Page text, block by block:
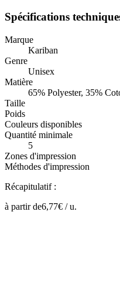
Spécifications
Marque
Kariban
Genre
Unisex
Matière
65% Polyester, 35%
Taille
Poids
Couleurs disponibles
Quantité minimale
5
Zones d'impression
Méthodes d'impression
Récapitulatif :
à partir de6,77€ /u.